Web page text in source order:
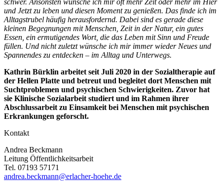
und Jetzt zu leben und diesen Moment zu genießen. Das finde ich im
Alltagstrubel häufig herausfordernd. Dabei sind es gerade diese
kleinen Begegnungen mit Menschen, Zeit in der Natur, ein gutes
Essen, ein ermutigendes Wort, die das Leben mit Sinn und Freude
füllen. Und nicht zuletzt wünsche ich mir immer wieder Neues und
Spannendes zu entdecken – im Alltag und Unterwegs.
Kathrin Bürklin arbeitet seit Juli 2020 in der Sozialtherapie auf
der Hellen Platte und betreut und begleitet dort Menschen mit
Suchtproblemen und psychischen Schwierigkeiten. Zuvor hat
sie Klinische Sozialarbeit studiert und im Rahmen ihrer
Abschlussarbeit zu Einsamkeit bei Menschen mit psychischen
Erkrankungen geforscht.
Kontakt
Andrea Beckmann
Leitung Öffentlichkeitsarbeit
Tel. 07193 57171
andrea.beckmann@erlacher-hoehe.de